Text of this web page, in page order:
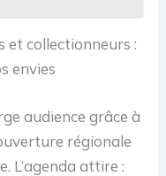
et collectionneurs :
envies
audience grâce à
régionale
L’agenda attire :